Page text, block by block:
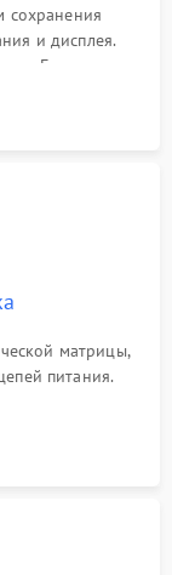
сохранения
и дисплея.
Бережная
матрицы,
питания.
памяти и
компонентов